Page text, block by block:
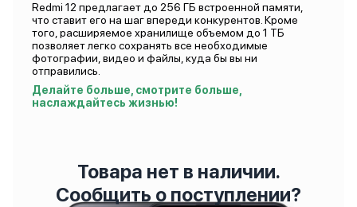
Redmi 12 предлагает до 256 ГБ встроенной памяти,
что ставит его на шаг впереди конкурентов. Кроме
того, расширяемое хранилище объемом до 1 ТБ
позволяет легко сохранять все необходимые
фотографии, видео и файлы, куда бы вы ни
отправились.
Делайте больше, смотрите больше,
наслаждайтесь жизнью!
Товара нет в наличии.
Сообщить о поступлении?